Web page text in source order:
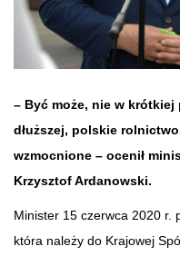
– Być może, nie w
dłuższej, polskie
wzmocnione – ocenił
Krzysztof Ardanowski.
Minister 15 czerwca 2020 r.
która należy do Krajowej